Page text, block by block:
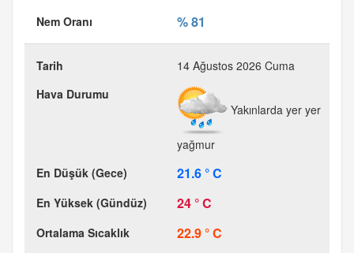
% 81
14 Ağustos 2026 Cuma
Yakınlarda yer yer
yağmur
21.6 ° C
24 ° C
22.9 ° C